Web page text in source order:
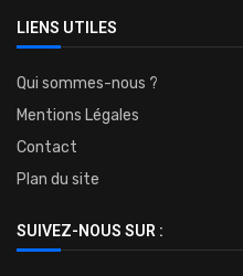
LIENS UTILES
Qui sommes-nous ?
Mentions Légales
Contact
Plan du site
SUIVEZ-NOUS SUR :